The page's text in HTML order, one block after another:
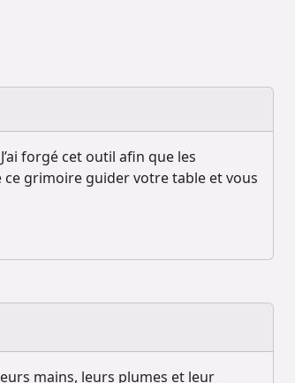
forgé cet outil afin que les
grimoire guider votre table et vous
mains, leurs plumes et leur